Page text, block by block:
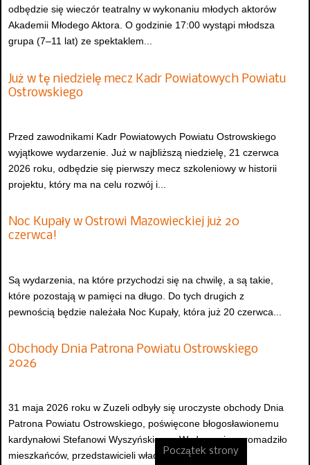
odbędzie się wieczór teatralny w wykonaniu młodych aktorów
Akademii Młodego Aktora. O godzinie 17:00 wystąpi młodsza
grupa (7–11 lat) ze spektaklem...
Już w tę niedzielę mecz Kadr Powiatowych Powiatu
Ostrowskiego
Przed zawodnikami Kadr Powiatowych Powiatu Ostrowskiego
wyjątkowe wydarzenie. Już w najbliższą niedzielę, 21 czerwca
2026 roku, odbędzie się pierwszy mecz szkoleniowy w historii
projektu, który ma na celu rozwój i...
Noc Kupały w Ostrowi Mazowieckiej już 20
czerwca!
Są wydarzenia, na które przychodzi się na chwilę, a są takie,
które pozostają w pamięci na długo. Do tych drugich z
pewnością będzie należała Noc Kupały, która już 20 czerwca...
Obchody Dnia Patrona Powiatu Ostrowskiego
2026
31 maja 2026 roku w Zuzeli odbyły się uroczyste obchody Dnia
Patrona Powiatu Ostrowskiego, poświęcone błogosławionemu
kardynałowi Stefanowi Wyszyńskiemu. Wydarzenie zgromadziło
mieszkańców, przedstawicieli władz samorządowych,
Początek strony